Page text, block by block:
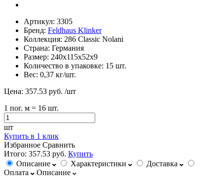
Артикул: 3305
Бренд: Feldhaus Klinker
Коллекция: 286 Classic Nolani
Страна: Германия
Размер: 240х115х52х9
Количество в упаковке: 15 шт.
Вес: 0,37 кг/шт.
Цена: 357.53 руб. /шт
1 пог. м = 16 шт.
шт
Купить в 1 клик
Избранное Сравнить
Итого: 357.53 руб. Купить
Описание
Характеристики
Доставка
Оплата
Описание